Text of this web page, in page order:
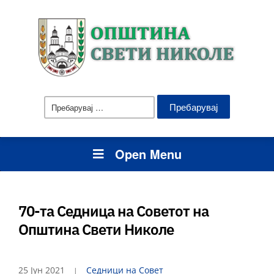
Пребарувај
за:
Open Menu
70-та Седница на Советот на
Општина Свети Николе
25 Јун 2021 Седници на Совет